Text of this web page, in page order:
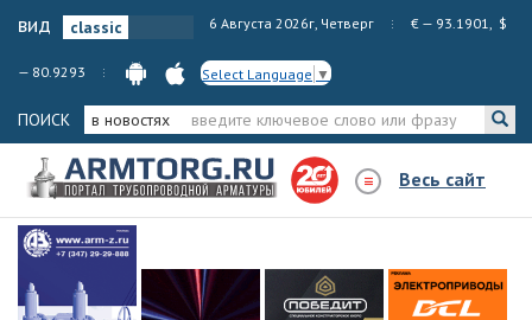
вид 6 Августа 2026г, Четверг € — 93.1901, $
— 80.9293 Select Language ▼
ПОИСК в новостях
Весь сайт